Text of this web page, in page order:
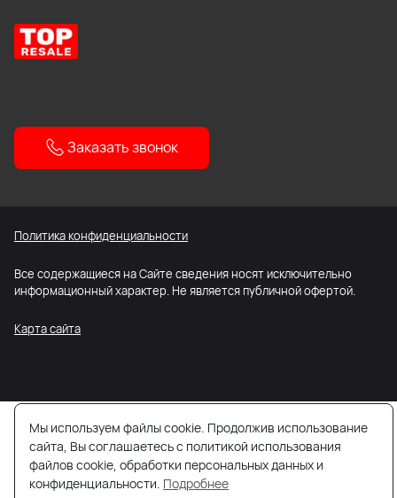
Заказать звонок
Политика конфиденциальности
Все содержащиеся на Сайте сведения носят исключительно
информационный характер. Не является публичной офертой.
Карта сайта
Мы используем файлы cookie. Продолжив использование
сайта, Вы соглашаетесь с политикой использования
файлов cookie, обработки персональных данных и
конфиденциальности. Подробнее